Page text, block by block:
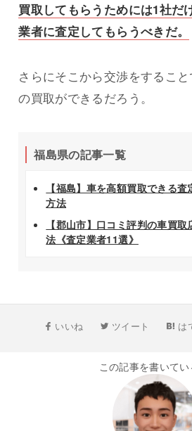
買取してもらうためには1社だ
業者に査定してもらうべきだ。
さらにそこから交渉をするこ
の買取ができるだろう。
福島県の記事一覧
【福島】車を高額買取できる
方法
【郡山市】口コミ評判の車買
法《査定業者11選》
いいね ツイート は
この記事を書いてい